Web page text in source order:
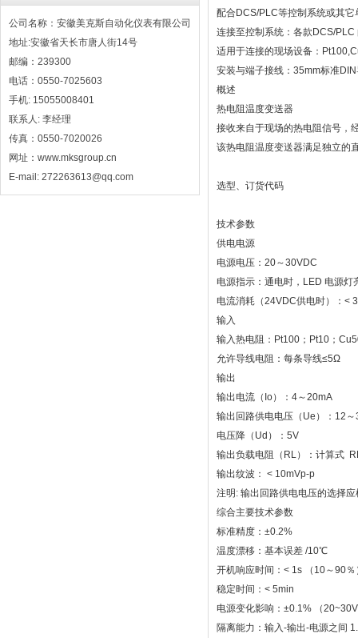
公司名称：安徽美克斯自动化仪表有限公司
地址:安徽省天长市唐人街14号
邮编：239300
电话：0550-7025603
手机: 15055008401
联系人: 李经理
传真：0550-7020026
网址：www.mksgroup.cn
E-mail: 272263613@qq.com
配合DCS/PLC等控制系统或其
连接至控制系统：各款DCS/PLC
适用于连接的现场设备：
安装与端子接线：35mm标准
概述
热电阻温度变送器
接收来自于现场的热电阻信号，
该热电阻温度变送器满足独立的
选型、订货代码
技术参数
供电电源
电源电压：20～30VDC
电源指示：通电时，LED 电源灯
电流消耗（24VDC供电时）：<
输入
输入热电阻：Pt100；Pt10；
允许导线电阻：每条导线≤5Ω
输出
输出电流（Io）：4～20mA
输出回路供电电压（Ue）：12～
电压降（Ud）：5V
输出负载电阻（RL）：计算式
输出纹波： < 10mVp-p
注明: 输出回路供电电压的选择
综合主要技术参数
标准精度：±0.2%
温度漂移：基本误差 /10℃
开机响应时间：< 1s （10～90％
稳定时间：< 5min
电源变化影响：±0.1% （
隔离能力：输入-输出-电源之间